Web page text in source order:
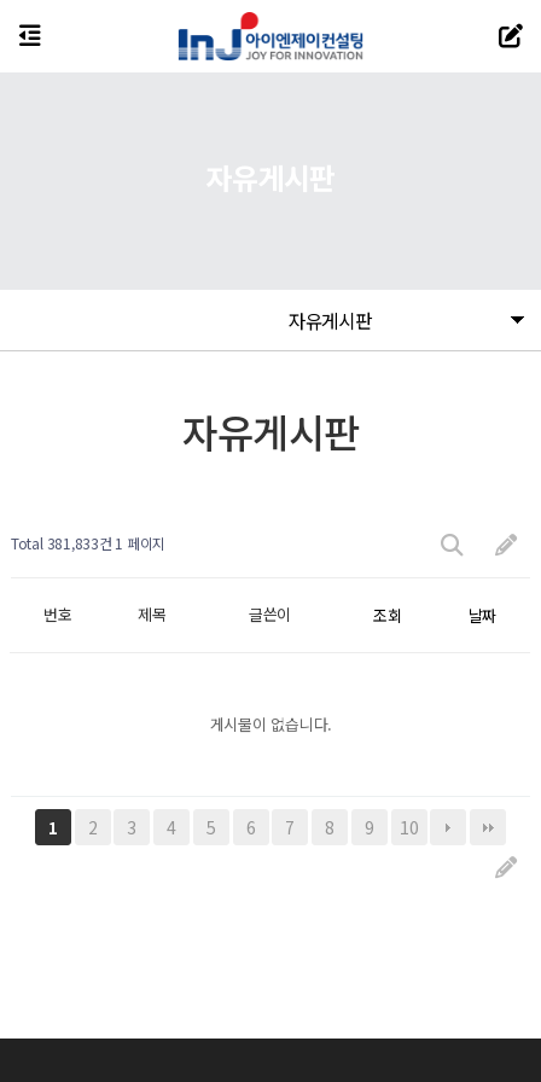
자유게시판
자유게시판
Total 381,833건 1 페이지
번호 제목 글쓴이 조회 날짜
게시물이 없습니다.
1 2 3 4 5 6 7 8 9 10